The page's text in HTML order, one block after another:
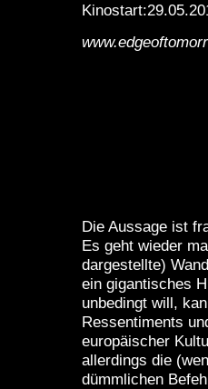
Die Aussage ist
Es geht wieder
dargestellte)
ein gigantisches
unbedingt will,
Ressentiments
europäischer
allerdings die
dümmlichen